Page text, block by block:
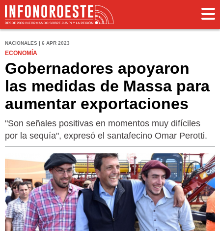
NACIONALES | 6 APR 2023
ECONOMÍA
Gobernadores apoyaron
las medidas de Massa para
aumentar exportaciones
"Son señales positivas en momentos muy difíciles
por la sequía", expresó el santafecino Omar Perotti.